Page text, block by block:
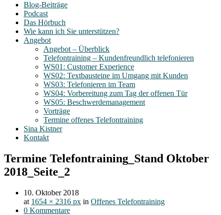
Blog-Beiträge
Podcast
Das Hörbuch
Wie kann ich Sie unterstützen?
Angebot
Angebot – Überblick
Telefontraining – Kundenfreundlich telefonieren
WS01: Customer Experience
WS02: Textbausteine im Umgang mit Kunden
WS03: Telefonieren im Team
WS04: Vorbereitung zum Tag der offenen Tür
WS05: Beschwerdemanagement
Vorträge
Termine offenes Telefontraining
Sina Kistner
Kontakt
Termine Telefontraining_Stand Oktober
2018_Seite_2
10. Oktober 2018
at 1654 × 2316 px in Offenes Telefontraining
0 Kommentare